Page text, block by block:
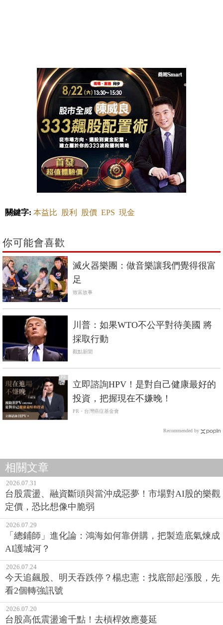
關鍵字: 本益比 股利 股價 EPS 現金
你可能會喜歡
滅火器樂團：做音樂讓我們覺得很富
足
致富故事
川普：如果WTO不公平對待美國 將
採取行動
觀點新聞
PR
立即諮詢HPV！是對自己健康最好的
投資，把握現在不嫌晚！
PR・台灣癌症基金會
Recommended by
相關文章
2026.07.31
台股震盪、融資斷頭與當沖成惡夢！市場對AI股的樂觀
定價，恐比想像中脆弱
2026.07.29
「總鋪師」進化論：鴻海如何靠併購，把製造底氣煉成
AI護城河？
2026.07.24
今天追飆股、明天吞跌停？楊忠憲：找底部起漲股，先
看2個轉強訊號
2026.07.20
台股高低震盪逾千點！去槓桿效應蔓延